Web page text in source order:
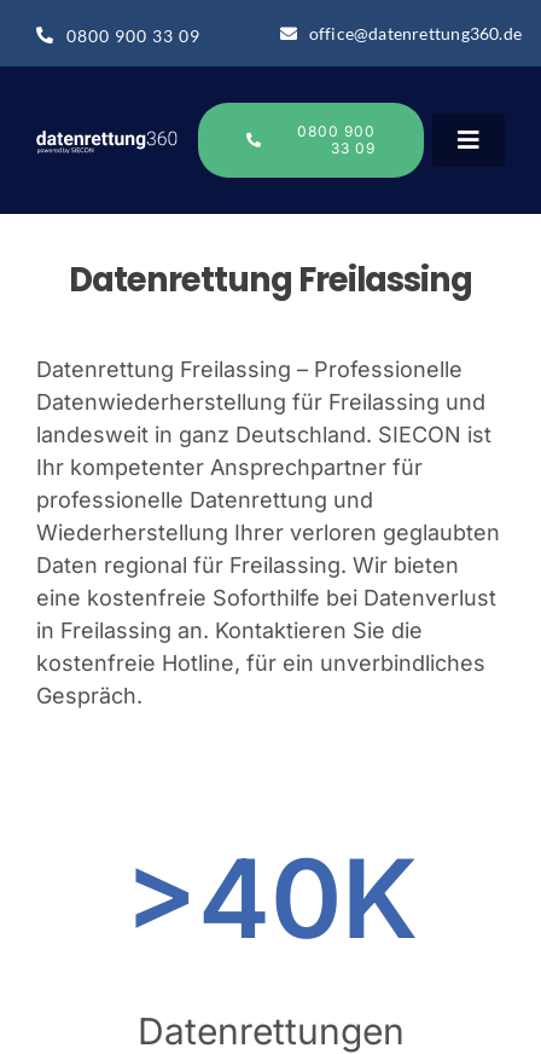
Inhalt
0800 900 33 09 office@datenrettung360.de
Toggle
Datenrettung-Wissen
Online Sofort Analyse
0800 900
33 09
Datenrettung Freilassing
Datenrettung Freilassing – Professionelle
Datenwiederherstellung für Freilassing und
landesweit in ganz Deutschland. SIECON ist
Ihr kompetenter Ansprechpartner für
professionelle Datenrettung und
Wiederherstellung Ihrer verloren geglaubten
Daten regional für Freilassing. Wir bieten
eine kostenfreie Soforthilfe bei Datenverlust
in Freilassing an. Kontaktieren Sie die
kostenfreie Hotline, für ein unverbindliches
Gespräch.
>40K
Datenrettungen